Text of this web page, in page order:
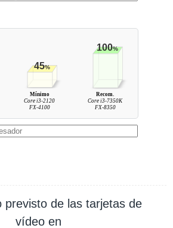
45%
100%
Mínimo
Core i3-2120
FX-4100
Recom.
Core i3-7350K
FX-8350
previsto de las tarjetas de
vídeo en